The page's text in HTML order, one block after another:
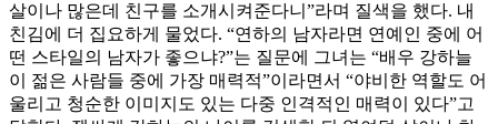
살이나 많은데 친구를 소개시켜준다니”라며 질색을 했다. 내
친김에 더 집요하게 물었다. “연하의 남자라면 연예인 중에 어
떤 스타일의 남자가 좋으냐?”는 질문에 그녀는 “배우 강하늘
이 젊은 사람들 중에 가장 매력적”이라면서 “야비한 역할도 어
울리고 청순한 이미지도 있는 다중 인격적인 매력이 있다”고